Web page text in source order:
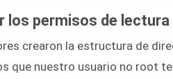
los permisos de
crearon la estructura de
que nuestro usuario no root